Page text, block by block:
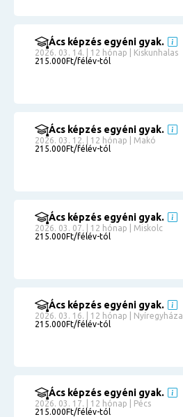
Ács képzés egyéni gyak.
2026. 03. 14. | 12 hónap | Kiskunhalas
215.000Ft/félév-tól
Ács képzés egyéni gyak.
2026. 03. 12. | 12 hónap | Makó
215.000Ft/félév-tól
Ács képzés egyéni gyak.
2026. 03. 07. | 12 hónap | Miskolc
215.000Ft/félév-tól
Ács képzés egyéni gyak.
2026. 03. 16. | 12 hónap | Nyíregyháza
215.000Ft/félév-tól
Ács képzés egyéni gyak.
2026. 03. 17. | 12 hónap | Pécs
215.000Ft/félév-tól